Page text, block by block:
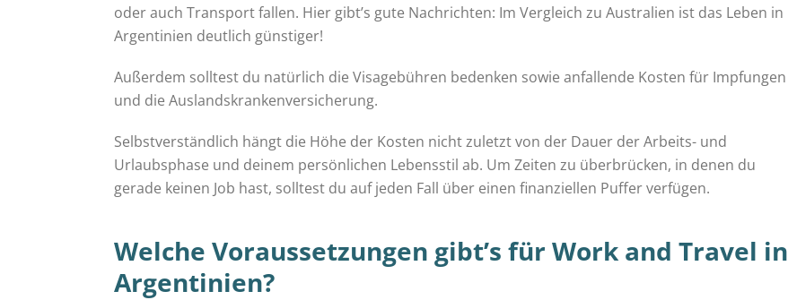
oder auch Transport fallen. Hier gibt’s gute Nachrichten: Im Vergleich zu Australien ist das Leben in
Argentinien deutlich günstiger!
Außerdem solltest du natürlich die Visagebühren bedenken sowie anfallende Kosten für Impfungen
und die Auslandskrankenversicherung.
Selbstverständlich hängt die Höhe der Kosten nicht zuletzt von der Dauer der Arbeits- und
Urlaubsphase und deinem persönlichen Lebensstil ab. Um Zeiten zu überbrücken, in denen du
gerade keinen Job hast, solltest du auf jeden Fall über einen finanziellen Puffer verfügen.
Welche Voraussetzungen gibt’s für Work and Travel in
Argentinien?